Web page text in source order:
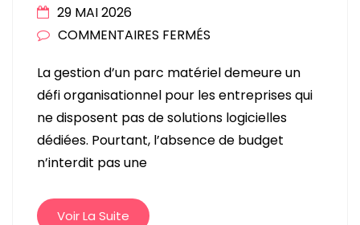
29 MAI 2026
COMMENTAIRES FERMÉS
OPTIMISER
LA
GESTION
DE
La gestion d’un parc matériel demeure un
défi organisationnel pour les entreprises qui
ne disposent pas de solutions logicielles
dédiées. Pourtant, l’absence de budget
n’interdit pas une
Voir La Suite